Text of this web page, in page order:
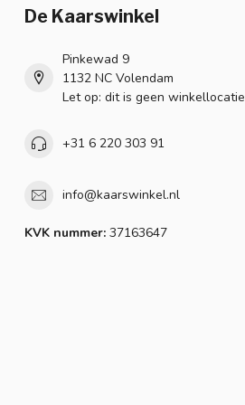
De Kaarswinkel
Pinkewad 9
1132 NC Volendam
Let op: dit is geen winkellocatie
+31 6 220 303 91
info@kaarswinkel.nl
KVK nummer: 37163647